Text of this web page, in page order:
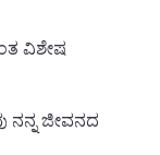
ವಿಶೇಷ
ನನ್ನ ಜೀವನದ